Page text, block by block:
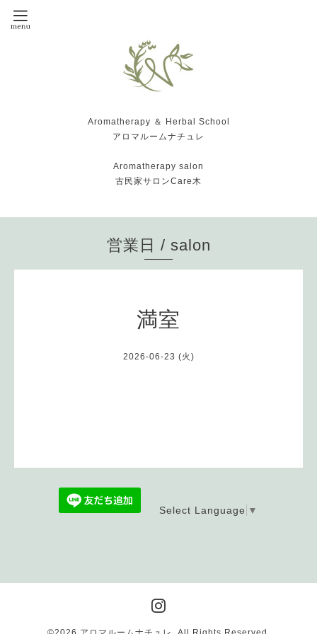
Aromatherapy ＆ Herbal School
アロマルームナチュレ
Aromatherapy salon
古民家サロンCare木
営業日 / salon
満室
2026-06-23 (火)
Select Language ▼